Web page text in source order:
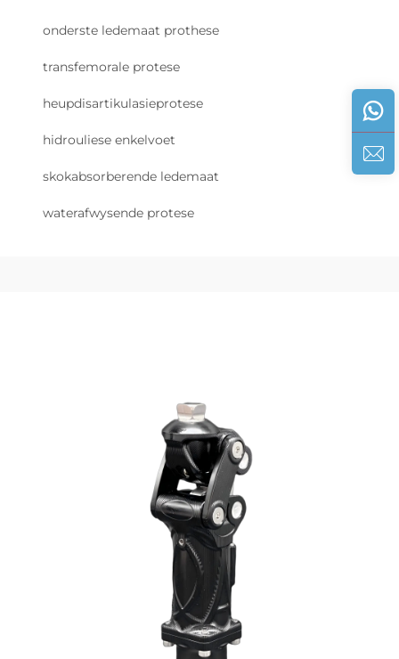
onderste ledemaat prothese
transfemorale protese
heupdisartikulasieprotese
hidrouliese enkelvoet
skokabsorberende ledemaat
waterafwysende protese